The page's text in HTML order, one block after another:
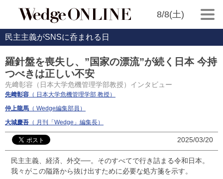
8/8(土)
民主主義がSNSに呑まれる日
羅針盤を喪失し、”国家の漂流”が続く日本 今持
つべきは正しい不安
先﨑彰容（日本大学危機管理学部教授）インタビュー
先﨑彰容 （ 日本大学危機管理学部 教授）
仲上龍馬 （ Wedge編集部員）
大城慶吾 （ 月刊「Wedge」編集長）
2025/03/20
民主主義、経済、外交──。そのすべてで行き詰まる令和日本。
我々がこの隘路から抜け出すために必要な処方箋を示す。